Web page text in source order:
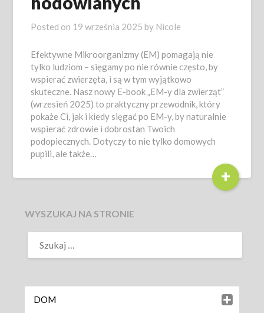
Posted on 19 września 2025 by Nicole
Efektywne Mikroorganizmy (EM) pomagają nie
tylko ludziom – sięgamy po nie równie często, by
wspierać zwierzęta, i są w tym wyjątkowo
skuteczne. Nasz nowy E-book „EM-y dla zwierząt”
(wrzesień 2025) to praktyczny przewodnik, który
pokaże Ci, jak i kiedy sięgać po EM-y, by naturalnie
wspierać zdrowie i dobrostan Twoich
podopiecznych. Dotyczy to nie tylko domowych
pupili, ale także…
+
WYSZUKAJ NA STRONIE
DOM